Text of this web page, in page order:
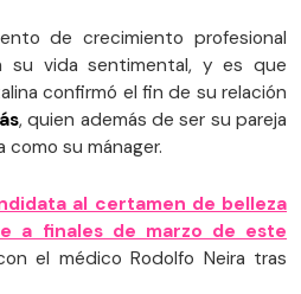
de crecimiento profesional
su vida sentimental, y es que
confirmó el fin de su relación
, quien además de ser su pareja
su mánager.
al certamen de belleza
a finales de marzo de este
el médico Rodolfo Neira tras